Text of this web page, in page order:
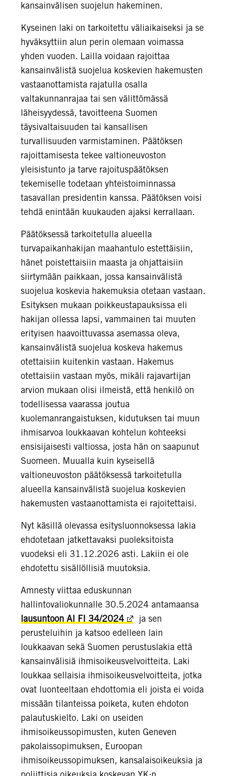
kansainvälisen suojelun hakeminen.
Kyseinen laki on tarkoitettu väliaikaiseksi ja se
hyväksyttiin alun perin olemaan voimassa
yhden vuoden. Lailla voidaan rajoittaa
kansainvälistä suojelua koskevien hakemusten
vastaanottamista rajatulla osalla
valtakunnanrajaa tai sen välittömässä
läheisyydessä, tavoitteena Suomen
täysivaltaisuuden tai kansallisen
turvallisuuden varmistaminen. Päätöksen
rajoittamisesta tekee valtioneuvoston
yleisistunto ja tarve rajoituspäätöksen
tekemiselle todetaan yhteistoiminnassa
tasavallan presidentin kanssa. Päätöksen voisi
tehdä enintään kuukauden ajaksi kerrallaan.
Päätöksessä tarkoitetulla alueella
turvapaikanhakijan maahantulo estettäisiin,
hänet poistettaisiin maasta ja ohjattaisiin
siirtymään paikkaan, jossa kansainvälistä
suojelua koskevia hakemuksia otetaan vastaan.
Esityksen mukaan poikkeustapauksissa eli
hakijan ollessa lapsi, vammainen tai muuten
erityisen haavoittuvassa asemassa oleva,
kansainvälistä suojelua koskeva hakemus
otettaisiin kuitenkin vastaan. Hakemus
otettaisiin vastaan myös, mikäli rajavartijan
arvion mukaan olisi ilmeistä, että henkilö on
todellisessa vaarassa joutua
kuolemanrangaistuksen, kidutuksen tai muun
ihmisarvoa loukkaavan kohtelun kohteeksi
ensisijaisesti valtiossa, josta hän on saapunut
Suomeen. Muualla kuin kyseisellä
valtioneuvoston päätöksessä tarkoitetulla
alueella kansainvälistä suojelua koskevien
hakemusten vastaanottamista ei rajoitettaisi.
Nyt käsillä olevassa esitysluonnoksessa lakia
ehdotetaan jatkettavaksi puoleksitoista
vuodeksi eli 31.12.2026 asti. Lakiin ei ole
ehdotettu sisällöllisiä muutoksia.
Amnesty viittaa eduskunnan
hallintovaliokunnalle 30.5.2024 antamaansa
lausuntoon AI FI 34/2024
ja sen
perusteluihin ja katsoo edelleen lain
loukkaavan sekä Suomen perustuslakia että
kansainvälisiä ihmisoikeusvelvoitteita. Laki
loukkaa sellaisia ihmisoikeusvelvoitteita, jotka
ovat luonteeltaan ehdottomia eli joista ei voida
missään tilanteissa poiketa, kuten ehdoton
palautuskielto. Laki on useiden
ihmisoikeussopimusten, kuten Geneven
pakolaissopimuksen, Euroopan
ihmisoikeussopimuksen, kansalaisoikeuksia ja